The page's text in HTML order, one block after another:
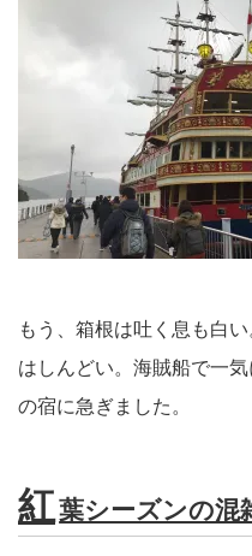
もう、箱根は吐く息も白
はしんどい。海賊船で一
の宿に急ぎました。
紅葉シーズンの混